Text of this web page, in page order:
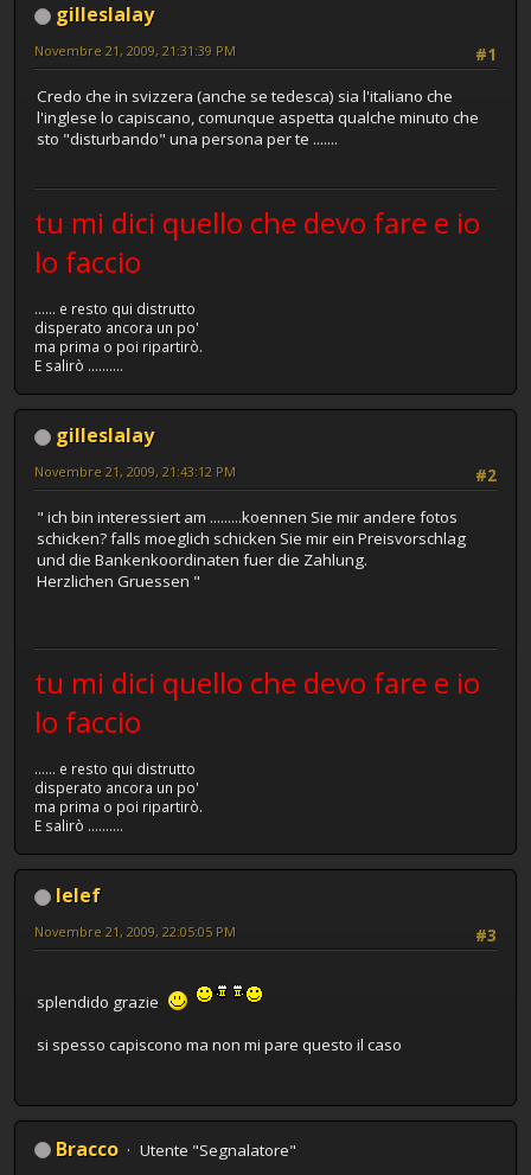
gilleslalay
#1
Novembre 21, 2009, 21:31:39 PM
Credo che in svizzera (anche se tedesca) sia l'italiano che
l'inglese lo capiscano, comunque aspetta qualche minuto che
sto "disturbando" una persona per te .......
tu mi dici quello che devo fare e io
lo faccio
...... e resto qui distrutto
disperato ancora un po'
ma prima o poi ripartirò.
E salirò ..........
gilleslalay
#2
Novembre 21, 2009, 21:43:12 PM
" ich bin interessiert am .........koennen Sie mir andere fotos
schicken? falls moeglich schicken Sie mir ein Preisvorschlag
und die Bankenkoordinaten fuer die Zahlung.
Herzlichen Gruessen "
tu mi dici quello che devo fare e io
lo faccio
...... e resto qui distrutto
disperato ancora un po'
ma prima o poi ripartirò.
E salirò ..........
lelef
#3
Novembre 21, 2009, 22:05:05 PM
splendido grazie
si spesso capiscono ma non mi pare questo il caso
Bracco Utente "Segnalatore"